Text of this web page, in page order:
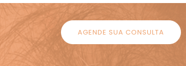
AGENDE SUA CONSULTA